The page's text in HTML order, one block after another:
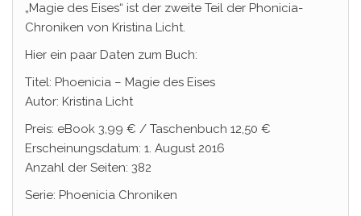
„Magie des Eises“ ist der zweite Teil der Phonicia-
Chroniken von Kristina Licht.
Hier ein paar Daten zum Buch:
Titel: Phoenicia – Magie des Eises
Autor: Kristina Licht
Preis: eBook 3,99 € / Taschenbuch 12,50 €
Erscheinungsdatum: 1. August 2016
Anzahl der Seiten: 382
Serie: Phoenicia Chroniken